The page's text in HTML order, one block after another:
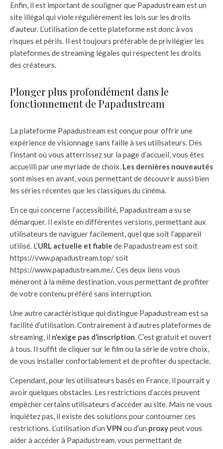
Enfin, il est important de souligner que Papadustream est un
site illégal qui viole régulièrement les lois sur les droits
d’auteur. L’utilisation de cette plateforme est donc à vos
risques et périls. Il est toujours préférable de privilégier les
plateformes de streaming légales qui respectent les droits
des créateurs.
Plonger plus profondément dans le
fonctionnement de Papadustream
La plateforme Papadustream est conçue pour offrir une
expérience de visionnage sans faille à ses utilisateurs. Dès
l’instant où vous atterrissez sur la page d’accueil, vous êtes
accueilli par une myriade de choix. Les dernières nouveautés
sont mises en avant, vous permettant de découvrir aussi bien
les séries récentes que les classiques du cinéma.
En ce qui concerne l’accessibilité, Papadustream a su se
démarquer. Il existe en différentes versions, permettant aux
utilisateurs de naviguer facilement, quel que soit l’appareil
utilisé. L’URL actuelle et fiable de Papadustream est soit
https://vww.papadustream.top/ soit
https://www.papadustream.me/. Ces deux liens vous
mèneront à la même destination, vous permettant de profiter
de votre contenu préféré sans interruption.
Une autre caractéristique qui distingue Papadustream est sa
facilité d’utilisation. Contrairement à d’autres plateformes de
streaming, il n’exige pas d’inscription. C’est gratuit et ouvert
à tous. Il suffit de cliquer sur le film ou la série de votre choix,
de vous installer confortablement et de profiter du spectacle.
Cependant, pour les utilisateurs basés en France, il pourrait y
avoir quelques obstacles. Les restrictions d’accès peuvent
empêcher certains utilisateurs d’accéder au site. Mais ne vous
inquiétez pas, il existe des solutions pour contourner ces
restrictions. L’utilisation d’un VPN ou d’un proxypeut vous
aider à accéder à Papadustream, vous permettant de